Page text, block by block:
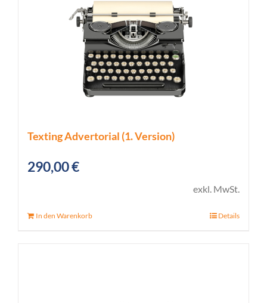
Texting Advertorial (1. Version)
290,00€
exkl. MwSt.
In den Warenkorb Details